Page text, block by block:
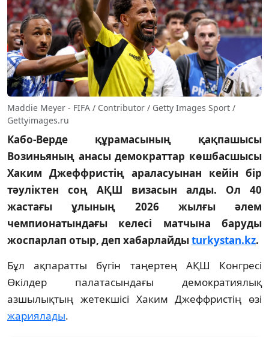
Maddie Meyer - FIFA / Contributor / Getty Images Sport /
Gettyimages.ru
Кабо-Верде құрамасының қақпашысы
Возиньяның анасы демократтар көшбасшысы
Хаким Джеффристің араласуынан кейін бір
тәуліктен соң АҚШ визасын алды. Ол 40
жастағы ұлының 2026 жылғы әлем
чемпионатындағы келесі матчына баруды
жоспарлап отыр, деп хабарлайдыturkystan.kz.
Бұл ақпаратты бүгін таңертең АҚШ Конгресі
Өкілдер палатасындағы демократиялық
азшылықтың жетекшісі Хаким Джеффристің өзі
жариялады.